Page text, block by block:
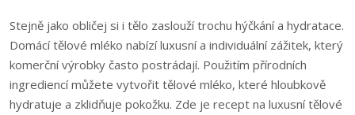
Stejně jako obličej si i tělo zaslouží trochu hýčkání a hydratace.
Domácí tělové mléko nabízí luxusní a individuální zážitek, který
komerční výrobky často postrádají. Použitím přírodních
ingrediencí můžete vytvořit tělové mléko, které hloubkově
hydratuje a zklidňuje pokožku. Zde je recept na luxusní tělové